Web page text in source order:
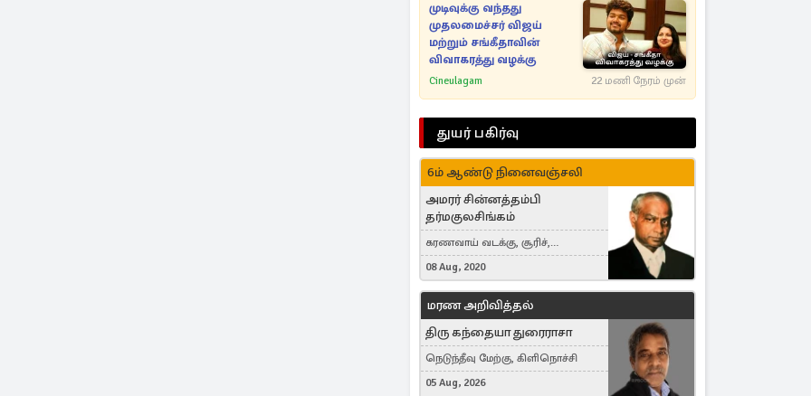
முடிவுக்கு வந்தது
முதலமைச்சர் விஜய்
மற்றும் சங்கீதாவின்
விவாகரத்து வழக்கு
Cineulagam 22 மணி நேரம் முன்
துயர் பகிர்வு
6ம் ஆண்டு நினைவஞ்சலி
அமரர் சின்னத்தம்பி
தர்மகுலசிங்கம்
கரணவாய் வடக்கு, சூரிச்,
Switzerland
08 Aug, 2020
மரண அறிவித்தல்
திரு கந்தையா துரைராசா
நெடுந்தீவு மேற்கு, கிளிநொச்சி
05 Aug, 2026